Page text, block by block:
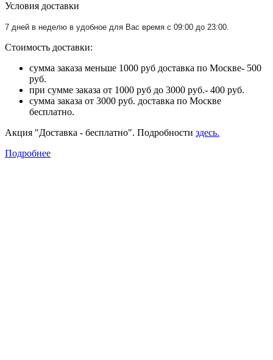
Условия доставки
7 дней в неделю в удобное для Вас время с 09:00 до 23:00.
Стоимость доставки:
сумма заказа меньше 1000 руб доставка по Москве- 500
руб.
при сумме заказа от 1000 руб до 3000 руб.- 400 руб.
сумма заказа от 3000 руб. доставка по Москве
бесплатно.
Акция "Доставка - бесплатно". Подробности здесь.
Подробнее